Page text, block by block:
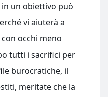
un obiettivo può
vi aiuterà a
occhi meno
tutti i sacrifici per
burocratiche, il
meritate che la